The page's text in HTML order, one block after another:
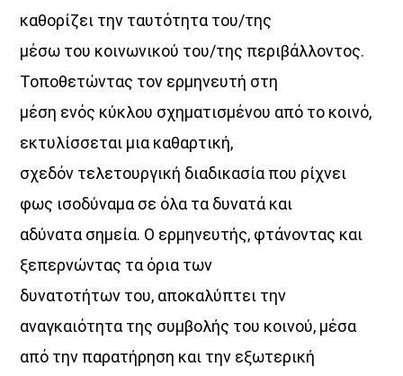
καθορίζει την ταυτότητα του/της
μέσω του κοινωνικού του/της περιβάλλοντος.
Τοποθετώντας τον ερμηνευτή στη
μέση ενός κύκλου σχηματισμένου από το κοινό,
εκτυλίσσεται μια καθαρτική,
σχεδόν τελετουργική διαδικασία που ρίχνει
φως ισοδύναμα σε όλα τα δυνατά και
αδύνατα σημεία. Ο ερμηνευτής, φτάνοντας και
ξεπερνώντας τα όρια των
δυνατοτήτων του, αποκαλύπτει την
αναγκαιότητα της συμβολής του κοινού, μέσα
από την παρατήρηση και την εξωτερική